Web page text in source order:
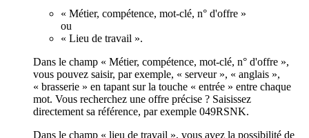
« Métier, compétence, mot-clé, n° d'offre »
ou
« Lieu de travail ».
Dans le champ « Métier, compétence, mot-clé, n° d'offre »,
vous pouvez saisir, par exemple, « serveur », « anglais »,
« brasserie » en tapant sur la touche « entrée » entre chaque
mot. Vous recherchez une offre précise ? Saisissez
directement sa référence, par exemple 049RSNK.
Dans le champ « lieu de travail », vous avez la possibilité de